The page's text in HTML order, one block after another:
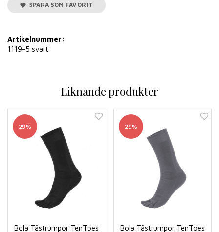
SPARA SOM FAVORIT
Artikelnummer:
1119-5 svart
Liknande produkter
29%
Bola Tåstrumpor TenToes
29%
Bola Tåstrumpor TenToes